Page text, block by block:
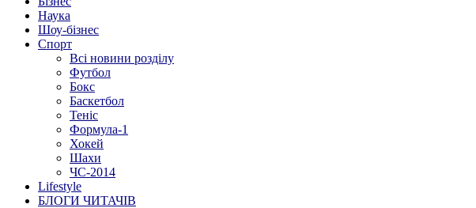
Наука
Шоу-бізнес
Спорт
Всі новини розділу
Футбол
Бокс
Баскетбол
Теніс
Формула-1
Хокей
Шахи
ЧС-2014
Lifestyle
БЛОГИ ЧИТАЧІВ